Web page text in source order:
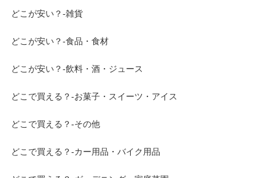
どこが安い？-雑貨
どこが安い？-食品・食材
どこが安い？-飲料・酒・ジュース
どこで買える？-お菓子・スイーツ・アイス
どこで買える？-その他
どこで買える？-カー用品・バイク用品